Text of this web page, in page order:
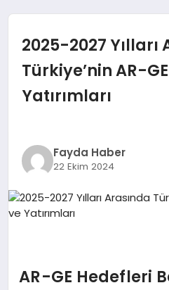
TEKNOLOJI
SIYASET
MAGAZIN
YAŞAM
2025-2027 Yılları
Türkiye’nin AR-
Yatırımları
Fayda Haber
22 Ekim 2024
AR-GE Hedefleri